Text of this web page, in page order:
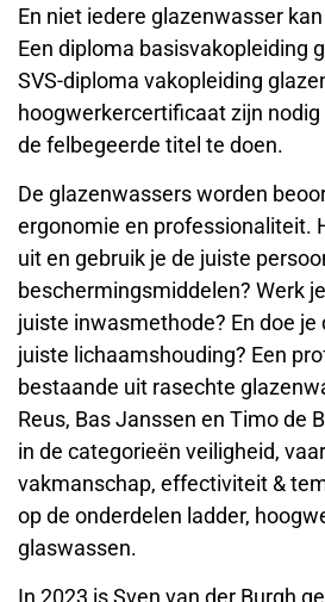
En niet iedere glazenwasser
Een diploma basisvakopleiding
SVS-diploma vakopleiding
hoogwerkercertificaat zijn
de felbegeerde titel te doen.
De glazenwassers worden
ergonomie en professionaliteit.
uit en gebruik je de juiste
beschermingsmiddelen? Werk
juiste inwasmethode? En doe
juiste lichaamshouding? Een
bestaande uit rasechte
Reus, Bas Janssen en Timo de
in de categorieën veiligheid,
vakmanschap, effectiviteit &
op de onderdelen ladder,
glaswassen.
In 2023 is Sven van der Burgh